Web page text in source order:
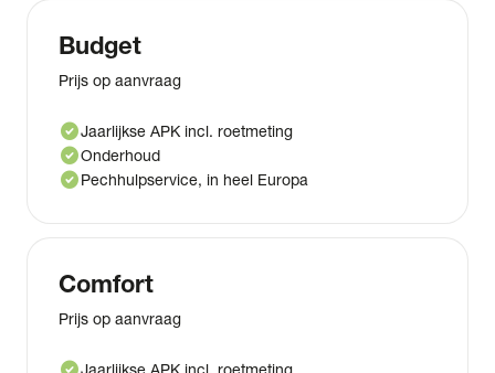
Budget
Prijs op aanvraag
check_circleJaarlijkse APK incl. roetmeting
check_circleOnderhoud
check_circlePechhulpservice, in heel Europa
Comfort
Prijs op aanvraag